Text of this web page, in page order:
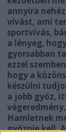
annyira
vívást, ami
sportvívás,
a lényeg,
gyorsabban
ezzel
hogy a
készülni
a jobb győz,
Hamletnek
győznie kell.